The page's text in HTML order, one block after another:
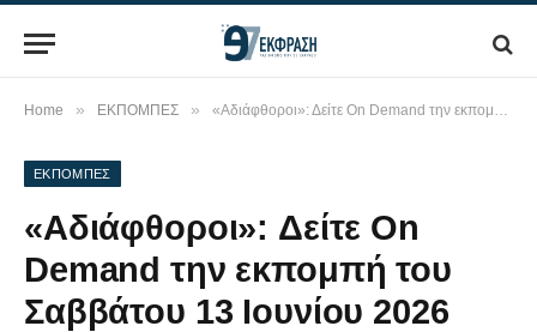
Home » ΕΚΠΟΜΠΕΣ » «Αδιάφθοροι»: Δείτε On Demand την εκπομπή του Σαββάτου 13 Ιουνίου 2026
ΕΚΠΟΜΠΕΣ
«Αδιάφθοροι»: Δείτε On
Demand την εκπομπή του
Σαββάτου 13 Ιουνίου 2026